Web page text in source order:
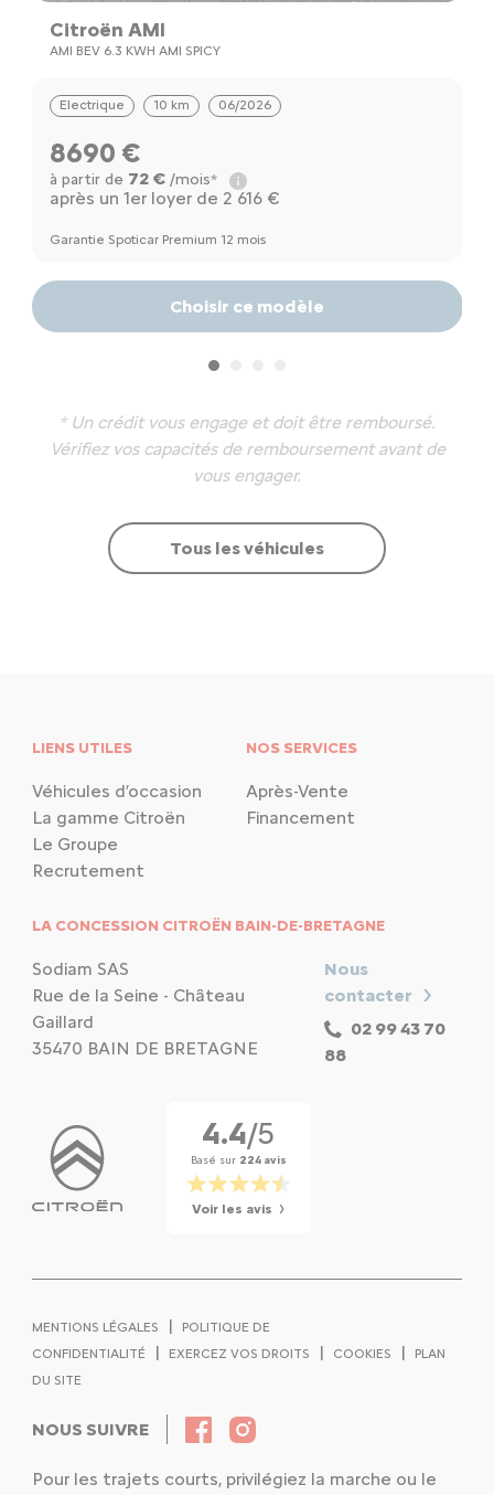
Citroën AMI
AMI BEV 6.3 KWH AMI SPICY
Electrique 10 km 06/2026
8690 €
à partir de 72 €/mois*
après un 1er loyer de 2 616 €
Garantie Spoticar Premium 12 mois
Choisir ce modèle
* Un crédit vous engage et doit être remboursé.
Vérifiez vos capacités de remboursement avant de
vous engager.
Tous les véhicules
LIENS UTILES
Véhicules d’occasion
La gamme Citroën
Le Groupe
Recrutement
NOS SERVICES
Après-Vente
Financement
LA CONCESSION CITROËN BAIN-DE-BRETAGNE
Sodiam SAS
Rue de la Seine - Château
Gaillard
35470 BAIN DE BRETAGNE
Nous
contacter
02 99 43 70
88
4.4/5
Basé sur 224 avis
Voir les avis
MENTIONS LÉGALES |
POLITIQUE DE
CONFIDENTIALITÉ
| EXERCEZ VOS DROITS | COOKIES |
PLAN
DU SITE
NOUS SUIVRE
Pour les trajets courts, privilégiez la marche ou le